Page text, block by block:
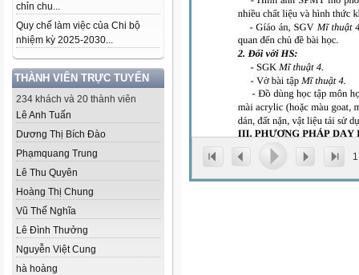
chỉn chu...
Quy chế làm việc của Chi bộ
nhiệm kỳ 2025-2030...
THÀNH VIÊN TRỰC TUYẾN
234 khách và 20 thành viên
Lê Anh Tuấn
Dương Thị Bích Đào
Phạmquang Trung
Lê Thu Quyên
Hoàng Thị Chung
Vũ Thế Nghĩa
Lê Đình Thưởng
Nguyễn Việt Cung
hà hoàng
1